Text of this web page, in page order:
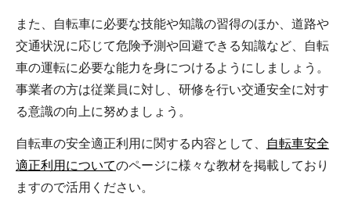
また、自転車に必要な技能や知識の習得のほか、道路や
交通状況に応じて危険予測や回避できる知識など、自転
車の運転に必要な能力を身につけるようにしましょう。
事業者の方は従業員に対し、研修を行い交通安全に対す
る意識の向上に努めましょう。
自転車の安全適正利用に関する内容として、
自転車安全
適正利用についてのページに様々な教材を掲載しており
ますので活用ください。